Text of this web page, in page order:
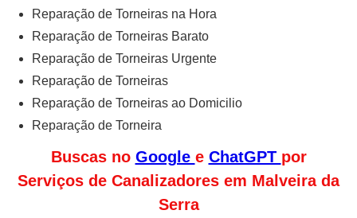
Reparação de Torneiras na Hora
Reparação de Torneiras Barato
Reparação de Torneiras Urgente
Reparação de Torneiras
Reparação de Torneiras ao Domicilio
Reparação de Torneira
Buscas no Google e ChatGPT por
Serviços de Canalizadores em Malveira da
Serra